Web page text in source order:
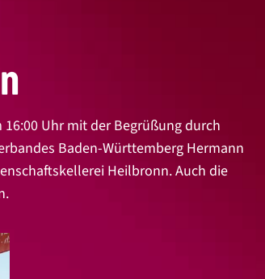
Uhr mit der Begrüßung durch
Baden-Württemberg Hermann
Heilbronn. Auch die